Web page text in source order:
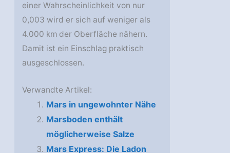
einer Wahrscheinlichkeit von nur
0,003 wird er sich auf weniger als
4.000 km der Oberfläche nähern.
Damit ist ein Einschlag praktisch
ausgeschlossen.
Verwandte Artikel:
Mars in ungewohnter Nähe
Marsboden enthält
möglicherweise Salze
Mars Express: Die Ladon